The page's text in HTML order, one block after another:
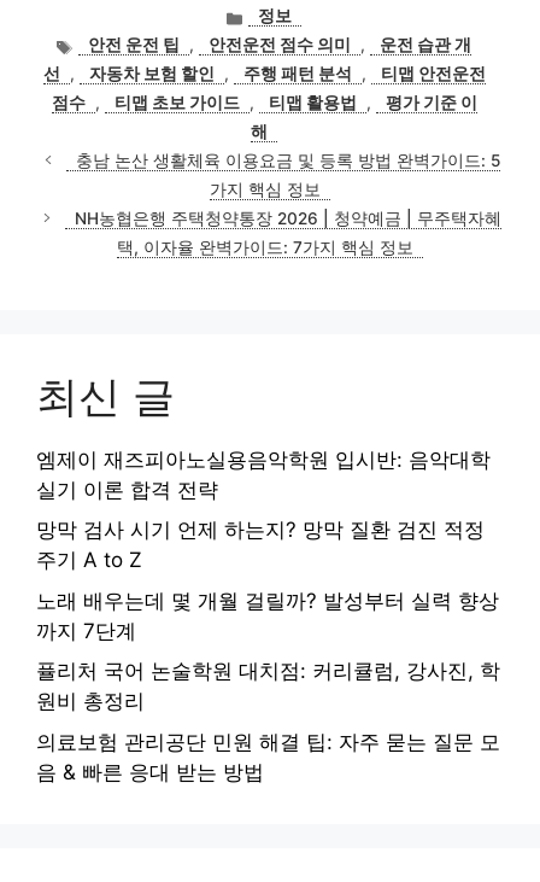
카
테
고
리
정보
태
그
안전 운전 팁 , 안전운전 점수 의미 ,
운전 습관 개
선
, 자동차 보험 할인 , 주행 패턴 분석 ,
티맵 안전운전
점수 , 티맵 초보 가이드 , 티맵 활용법 ,
평가 기준 이
해
충남 논산 생활체육 이용요금 및 등록 방법 완벽가이드: 5
가지 핵심 정보
NH농협은행 주택청약통장 2026 | 청약예금 | 무주택자혜
택, 이자율 완벽가이드: 7가지 핵심 정보
최신 글
엠제이 재즈피아노실용음악학원 입시반: 음악대학
실기 이론 합격 전략
망막 검사 시기 언제 하는지? 망막 질환 검진 적정
주기 A to Z
노래 배우는데 몇 개월 걸릴까? 발성부터 실력 향상
까지 7단계
퓰리처 국어 논술학원 대치점: 커리큘럼, 강사진, 학
원비 총정리
의료보험 관리공단 민원 해결 팁: 자주 묻는 질문 모
음 & 빠른 응대 받는 방법